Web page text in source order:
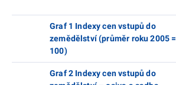
Graf 1 Indexy cen vstupů do
zemědělství (průměr roku 2005 =
100)
Graf 2 Indexy cen vstupů do